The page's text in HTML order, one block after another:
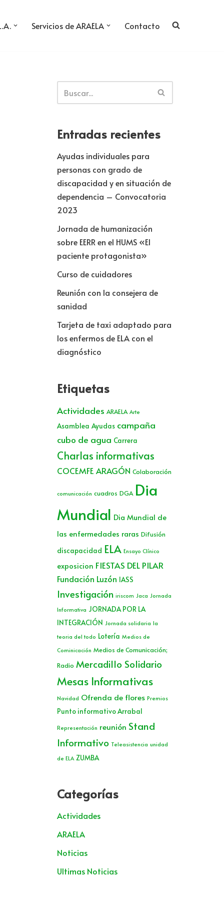
Servicios de ARAELA Contacto
Entradas recientes
Ayudas individuales para
personas con grado de
discapacidad y en situación de
dependencia – Convocatoria
2023
Jornada de humanización
sobre EERR en el HUMS «El
paciente protagonista»
Curso de cuidadores
Reunión con la consejera de
sanidad
Tarjeta de taxi adaptado para
los enfermos de ELA con el
diagnóstico
Etiquetas
Actividades ARAELA Arte
Asamblea Ayudas campaña
cubo de agua Carrera
Charlas informativas
COCEMFE ARAGÓN Colaboración
comunicación cuadros DGA Dia
Mundial Dia Mundial de
las enfermedades raras Difusión
discapacidad ELA Ensayo Clínico
exposicion FIESTAS DEL PILAR
Fundación Luzón IASS
Investigación iriscom Jaca Jornada
Informativa JORNADA POR LA
INTEGRACIÓN Jornada solidaria la
teoria del todo Lotería Medios de
Cominicación Medios de Comunicación;
Radio Mercadillo Solidario
Mesas Informativas
Navidad Ofrenda de flores Premios
Punto informativo Arrabal
Representación reunión Stand
Informativo Teleasistencia unidad
de ELA ZUMBA
Categorías
Actividades
ARAELA
Noticias
Ultimas Noticias